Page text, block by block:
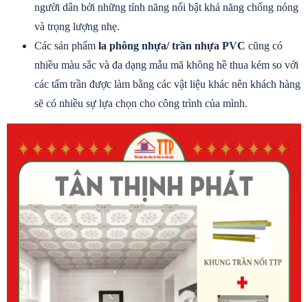
người dân bởi những tính năng nổi bật khả năng chống nóng
và trọng lượng nhẹ.
Các sản phẩm la phông nhựa/ trần nhựa PVC cũng có
nhiều màu sắc và đa dạng mẫu mã không hề thua kém so với
các tấm trần được làm bằng các vật liệu khác nên khách hàng
sẽ có nhiều sự lựa chọn cho công trình của mình.